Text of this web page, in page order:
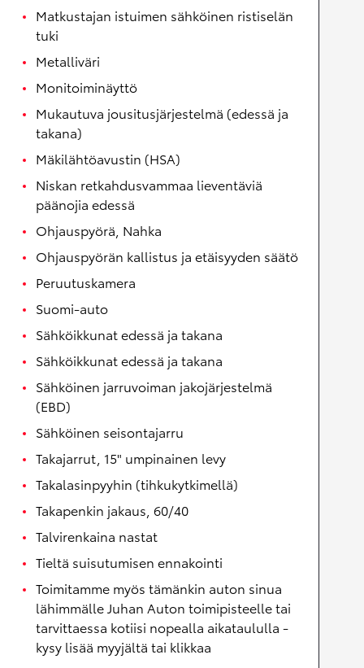
Matkustajan istuimen sähköinen ristiselän
tuki
Metalliväri
Monitoiminäyttö
Mukautuva jousitusjärjestelmä (edessä ja
takana)
Mäkilähtöavustin (HSA)
Niskan retkahdusvammaa lieventäviä
päänojia edessä
Ohjauspyörä, Nahka
Ohjauspyörän kallistus ja etäisyyden säätö
Peruutuskamera
Suomi-auto
Sähköikkunat edessä ja takana
Sähköikkunat edessä ja takana
Sähköinen jarruvoiman jakojärjestelmä
(EBD)
Sähköinen seisontajarru
Takajarrut, 15" umpinainen levy
Takalasinpyyhin (tihkukytkimellä)
Takapenkin jakaus, 60/40
Talvirenkaina nastat
Tieltä suisutumisen ennakointi
Toimitamme myös tämänkin auton sinua
lähimmälle Juhan Auton toimipisteelle tai
tarvittaessa kotiisi nopealla aikataululla -
kysy lisää myyjältä tai klikkaa